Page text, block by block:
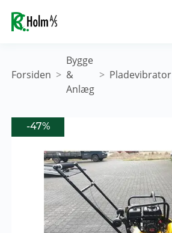
Forsiden
Bygge
&
Anlæg
Pladevibrator
-47%